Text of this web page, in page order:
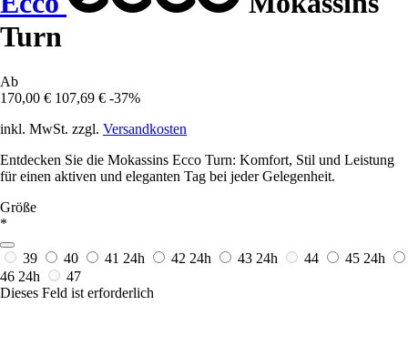
Turn
Ab
170,00 € 107,69 € -37%
inkl. MwSt. zzgl. Versandkosten
Entdecken Sie die Mokassins Ecco Turn: Komfort, Stil und Leistung
für einen aktiven und eleganten Tag bei jeder Gelegenheit.
Größe
*
39 40 41 24h 42 24h 43 24h 44 45 24h
46 24h
47
Dieses Feld ist erforderlich